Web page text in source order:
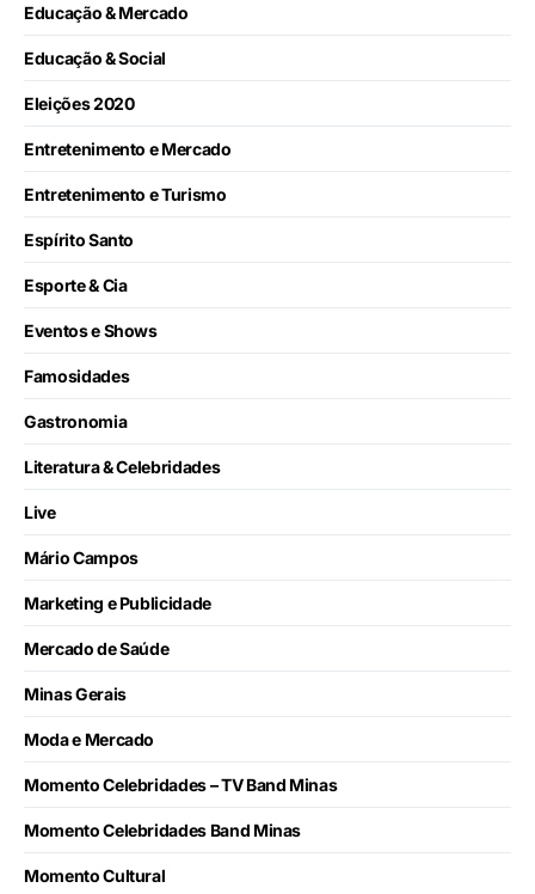
Educação & Mercado
Educação & Social
Eleições 2020
Entretenimento e Mercado
Entretenimento e Turismo
Espírito Santo
Esporte & Cia
Eventos e Shows
Famosidades
Gastronomia
Literatura & Celebridades
Live
Mário Campos
Marketing e Publicidade
Mercado de Saúde
Minas Gerais
Moda e Mercado
Momento Celebridades – TV Band Minas
Momento Celebridades Band Minas
Momento Cultural